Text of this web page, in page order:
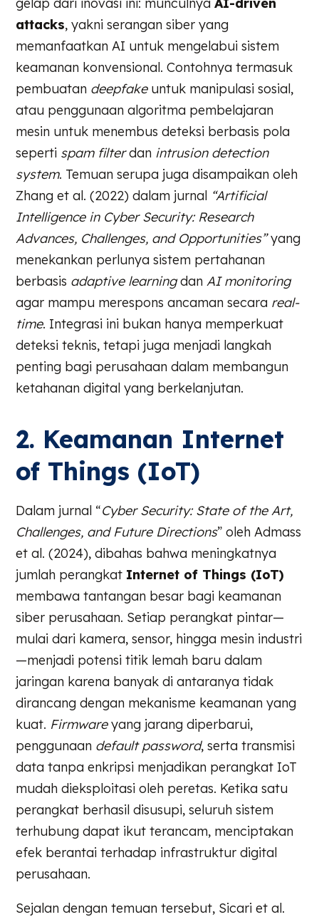
attacks, yakni serangan siber yang
memanfaatkan AI untuk mengelabui sistem
keamanan konvensional. Contohnya termasuk
pembuatan deepfakeuntuk manipulasi sosial,
atau penggunaan algoritma pembelajaran
mesin untuk menembus deteksi berbasis pola
seperti spam filterdan intrusion detection
system. Temuan serupa juga disampaikan oleh
Zhang et al. (2022) dalam jurnal “Artificial
Intelligence in Cyber Security: Research
Advances, Challenges, and Opportunities”yang
menekankan perlunya sistem pertahanan
berbasis adaptive learningdanAI monitoring
agar mampu merespons ancaman secara real-
time. Integrasi ini bukan hanya memperkuat
deteksi teknis, tetapi juga menjadi langkah
penting bagi perusahaan dalam membangun
ketahanan digital yang berkelanjutan.
2. Keamanan Internet
of Things (IoT)
Dalam jurnal “Cyber Security: State of the Art,
Challenges, and Future Directions” oleh Admass
et al. (2024), dibahas bahwa meningkatnya
jumlah perangkat Internet of Things (IoT)
membawa tantangan besar bagi keamanan
siber perusahaan. Setiap perangkat pintar—
mulai dari kamera, sensor, hingga mesin industri
—menjadi potensi titik lemah baru dalam
jaringan karena banyak di antaranya tidak
dirancang dengan mekanisme keamanan yang
kuat. Firmwareyang jarang diperbarui,
penggunaan default password, serta transmisi
data tanpa enkripsi menjadikan perangkat IoT
mudah dieksploitasi oleh peretas. Ketika satu
perangkat berhasil disusupi, seluruh sistem
terhubung dapat ikut terancam, menciptakan
efek berantai terhadap infrastruktur digital
perusahaan.
Sejalan dengan temuan tersebut, Sicari et al.